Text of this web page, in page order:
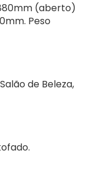
(aberto)
Peso
de Beleza,